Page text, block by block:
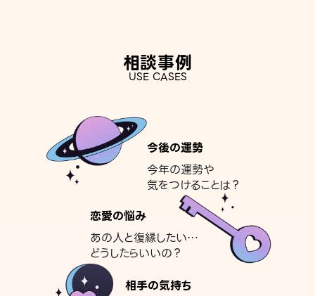
相談事例
USE CASES
今後の運勢
今年の運勢や
気をつけることは？
恋愛の悩み
あの人と復縁したい…
どうしたらいいの？
相手の気持ち